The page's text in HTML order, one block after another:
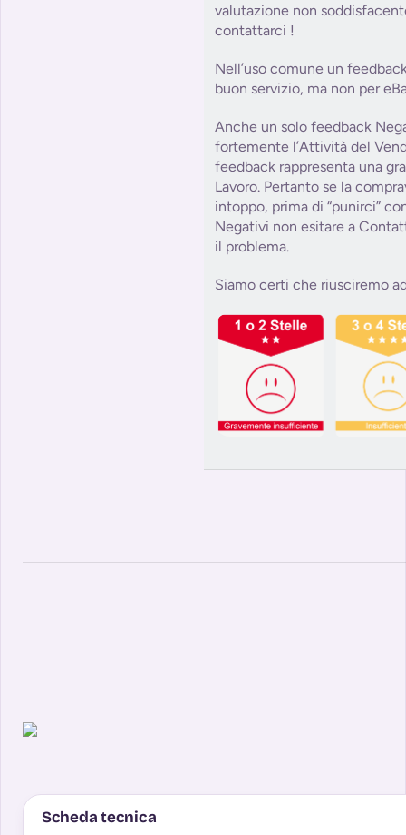
valutazione non
contattarci !
Nell’uso comune un
buon servizio, ma non per
Anche un solo feedback
fortemente l’Attività del
feedback rappresenta una
Lavoro. Pertanto se la
intoppo, prima di “punirci”
Negativi non esitare a
il problema.
Siamo certi che riusciremo
Scheda tecnica